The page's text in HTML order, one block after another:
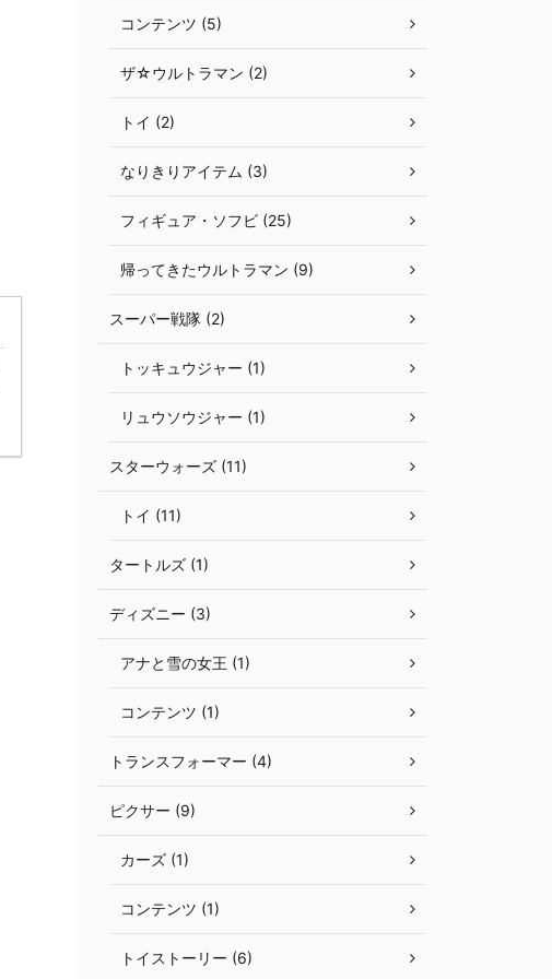
コンテンツ (5)
ザ☆ウルトラマン (2)
トイ (2)
なりきりアイテム (3)
フィギュア・ソフビ (25)
帰ってきたウルトラマン (9)
スーパー戦隊 (2)
トッキュウジャー (1)
リュウソウジャー (1)
スターウォーズ (11)
トイ (11)
タートルズ (1)
ディズニー (3)
アナと雪の女王 (1)
コンテンツ (1)
トランスフォーマー (4)
ピクサー (9)
カーズ (1)
コンテンツ (1)
トイストーリー (6)